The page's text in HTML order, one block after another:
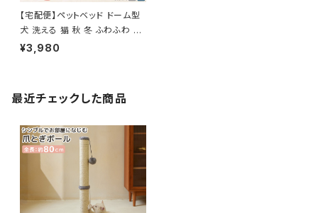
【宅配便】ペットベッド ドーム型
犬 洗える 猫 秋 冬 ふわふわ ／
pets006
¥3,980
最近チェックした商品